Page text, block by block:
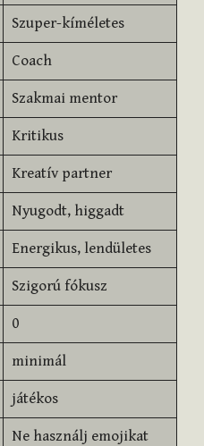
Szuper-kíméletes
Coach
Szakmai mentor
Kritikus
Kreatív partner
Nyugodt, higgadt
Energikus, lendületes
Szigorú fókusz
0
minimál
játékos
Ne használj emojikat